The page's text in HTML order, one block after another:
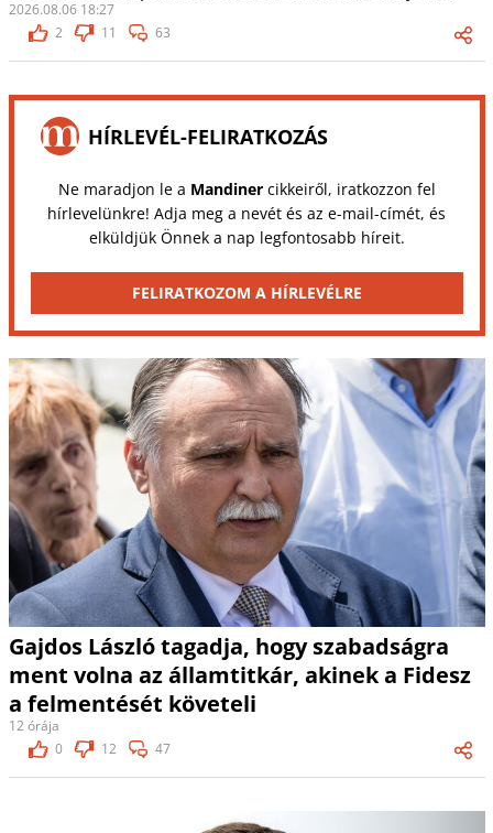
2026.08.06 18:27
2
11 63
HÍRLEVÉL-FELIRATKOZÁS
Ne maradjon le a Mandinercikkeiről, iratkozzon fel
hírlevelünkre! Adja meg a nevét és az e-mail-címét, és
elküldjük Önnek a nap legfontosabb híreit.
FELIRATKOZOM A HÍRLEVÉLRE
Gajdos László tagadja, hogy szabadságra
ment volna az államtitkár, akinek a Fidesz
a felmentését követeli
12 órája
0
12 47